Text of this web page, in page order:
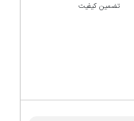
تضمین کیفیت